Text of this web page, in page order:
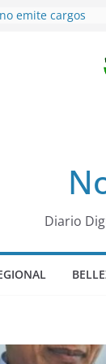
emite cargos
años de prisión a
de Alison,
sensación de
Colo de Chile
Diario